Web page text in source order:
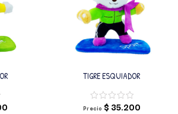
TIGRE ESQUIADOR
Precio $ 35.200